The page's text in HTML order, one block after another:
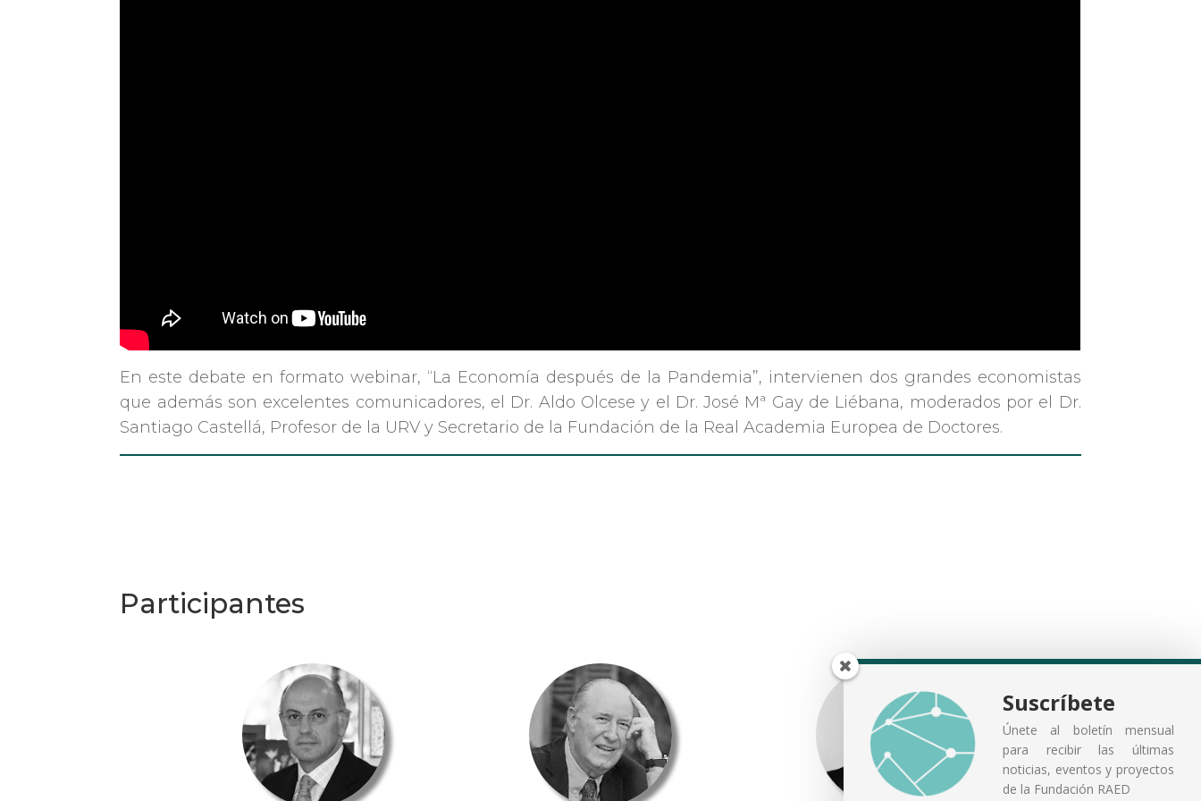
En este debate en formato webinar, “La Economía después de la Pandemia”, intervienen dos grandes economistas
que además son excelentes comunicadores, el Dr. Aldo Olcese y el Dr. José Mª Gay de Liébana, moderados por el Dr.
Santiago Castellá, Profesor de la URV y Secretario de la Fundación de la Real Academia Europea de Doctores.
Participantes
Suscríbete
Únete al boletín mensual
para recibir las últimas
noticias, eventos y proyectos
de la Fundación RAED